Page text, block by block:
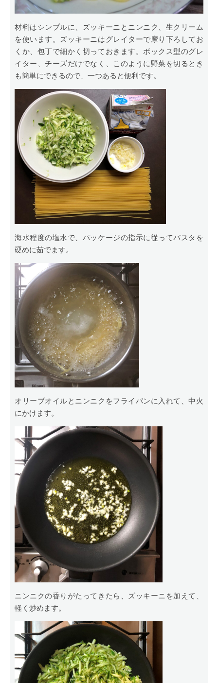
材料はシンプルに、ズッキーニとニンニク、生クリーム
を使います。ズッキーニはグレイターで摩り下ろしてお
くか、包丁で細かく切っておきます。ボックス型のグレ
イター、チーズだけでなく、このように野菜を切るとき
も簡単にできるので、一つあると便利です。
海水程度の塩水で、パッケージの指示に従ってパスタを
硬めに茹でます。
オリーブオイルとニンニクをフライパンに入れて、中火
にかけます。
ニンニクの香りがたってきたら、ズッキーニを加えて、
軽く炒めます。